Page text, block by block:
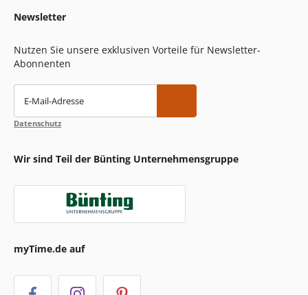
Newsletter
Nutzen Sie unsere exklusiven Vorteile für Newsletter-
Abonnenten
E-Mail-Adresse
Datenschutz
Wir sind Teil der Bünting Unternehmensgruppe
myTime.de auf